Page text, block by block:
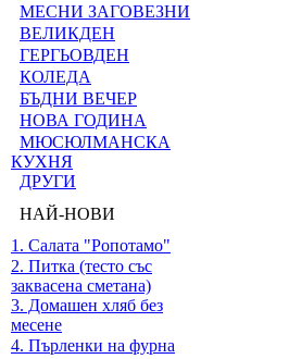
МЕСНИ ЗАГОВЕЗНИ
ВЕЛИКДЕН
ГЕРГЬОВДЕН
КОЛЕДА
БЪДНИ ВЕЧЕР
НОВА ГОДИНА
МЮСЮЛМАНСКА
КУХНЯ
ДРУГИ
НАЙ-НОВИ
1. Салата "Ропотамо"
2. Питка (тесто със
заквасена сметана)
3. Домашен хляб без
месене
4. Пърленки на фурна